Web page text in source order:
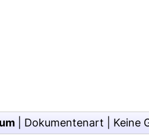
Dokumentenart Keine